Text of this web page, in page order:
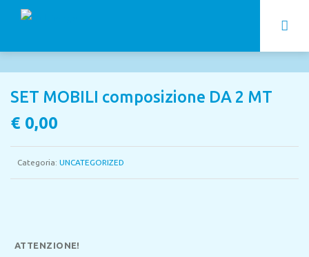
SET MOBILI composizione DA 2 MT
€ 0,00
Categoria: UNCATEGORIZED
ATTENZIONE!